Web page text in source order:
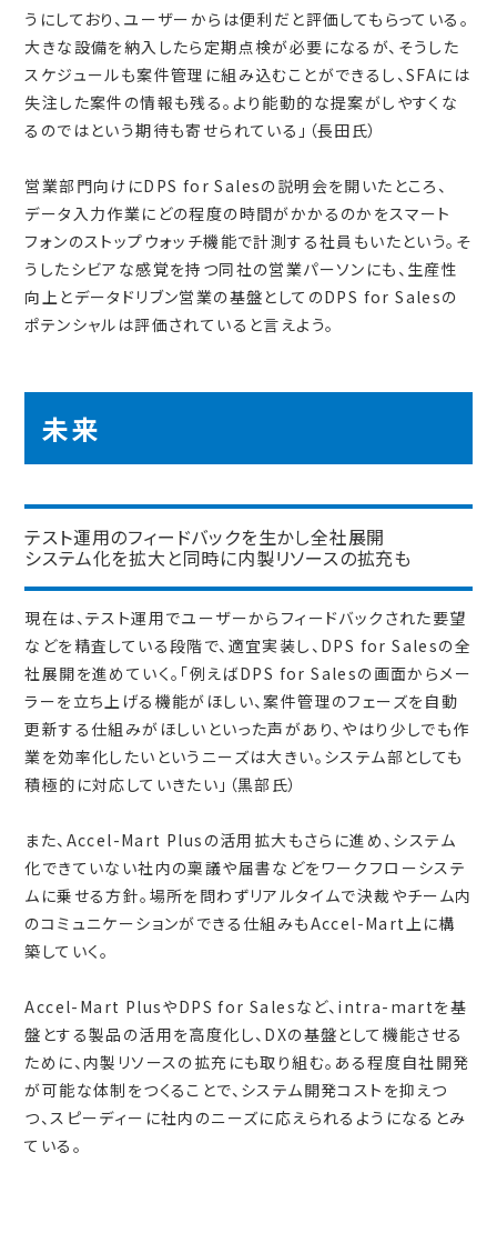
うにしており、ユーザーからは便利だと評価してもらっている。
大きな設備を納入したら定期点検が必要になるが、そうした
スケジュールも案件管理に組み込むことができるし、SFAには
失注した案件の情報も残る。より能動的な提案がしやすくな
るのではという期待も寄せられている」（長田氏）
営業部門向けにDPS for Salesの説明会を開いたところ、
データ入力作業にどの程度の時間がかかるのかをスマート
フォンのストップウォッチ機能で計測する社員もいたという。そ
うしたシビアな感覚を持つ同社の営業パーソンにも、生産性
向上とデータドリブン営業の基盤としてのDPS for Salesの
ポテンシャルは評価されていると言えよう。
未来
テスト運用のフィードバックを生かし全社展開
システム化を拡大と同時に内製リソースの拡充も
現在は、テスト運用でユーザーからフィードバックされた要望
などを精査している段階で、適宜実装し、DPS for Salesの全
社展開を進めていく。「例えばDPS for Salesの画面からメー
ラーを立ち上げる機能がほしい、案件管理のフェーズを自動
更新する仕組みがほしいといった声があり、やはり少しでも作
業を効率化したいというニーズは大きい。システム部としても
積極的に対応していきたい」（黒部氏）
また、Accel-Mart Plusの活用拡大もさらに進め、システム
化できていない社内の稟議や届書などをワークフローシステ
ムに乗せる方針。場所を問わずリアルタイムで決裁やチーム内
のコミュニケーションができる仕組みもAccel-Mart上に構
築していく。
Accel-Mart PlusやDPS for Salesなど、intra-martを基
盤とする製品の活用を高度化し、DXの基盤として機能させる
ために、内製リソースの拡充にも取り組む。ある程度自社開発
が可能な体制をつくることで、システム開発コストを抑えつ
つ、スピーディーに社内のニーズに応えられるようになるとみ
ている。